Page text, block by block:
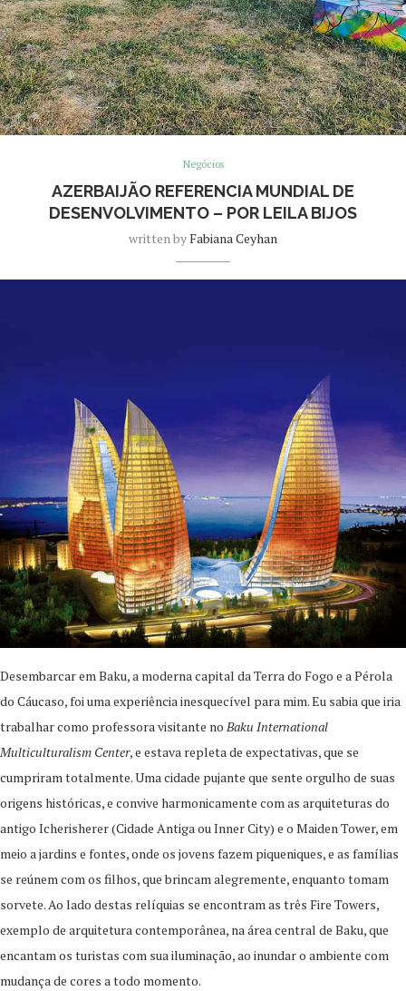
Negócios
AZERBAIJÃO REFERENCIA MUNDIAL DE
DESENVOLVIMENTO – POR LEILA BIJOS
written byFabiana Ceyhan
Desembarcar em Baku, a moderna capital da Terra do Fogo e a Pérola
do Cáucaso, foi uma experiência inesquecível para mim. Eu sabia que iria
trabalhar como professora visitante no Baku International
Multiculturalism Center, e estava repleta de expectativas, que se
cumpriram totalmente. Uma cidade pujante que sente orgulho de suas
origens históricas, e convive harmonicamente com as arquiteturas do
antigo Icherisherer (Cidade Antiga ou Inner City) e o Maiden Tower, em
meio a jardins e fontes, onde os jovens fazem piqueniques, e as famílias
se reúnem com os filhos, que brincam alegremente, enquanto tomam
sorvete. Ao lado destas relíquias se encontram as três Fire Towers,
exemplo de arquitetura contemporânea, na área central de Baku, que
encantam os turistas com sua iluminação, ao inundar o ambiente com
mudança de cores a todo momento.